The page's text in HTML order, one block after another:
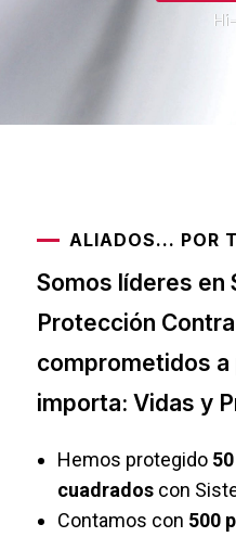
ALIADOS... POR
Somos líderes en
Protección
comprometidos
importa: Vidas y
Hemos protegido
cuadrados con
Contamos con 500